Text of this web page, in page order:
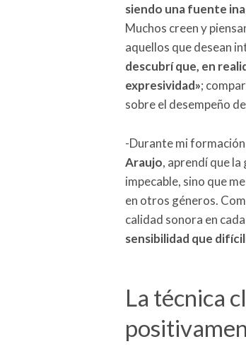
siendo una fuente
Muchos creen y
aquellos que desean
descubrí que, en
expresividad»;
sobre el desempeño
-Durante mi formación
Araujo, aprendí que
impecable, sino que
en otros géneros.
calidad sonora en
sensibilidad que
La técnica